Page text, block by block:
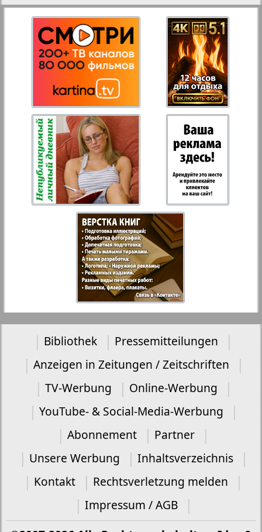
Bibliothek
Pressemitteilungen
Anzeigen in Zeitungen / Zeitschriften
TV-Werbung
Online-Werbung
YouTube- & Social-Media-Werbung
Abonnement
Partner
Unsere Werbung
Inhaltsverzeichnis
Kontakt
Rechtsverletzung melden
Impressum / AGB